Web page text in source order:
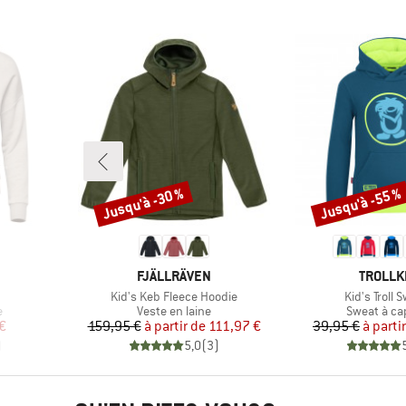
MARQUE
FJÄLLRÄVEN
Article
Kid's Keb Fleece Hoodie
Product group
Veste en laine
Prix
159,95 € Prix réduit
à partir de 111,97 €
5,0(3)
Remise
Jusqu'à -30 %
Article
Kid's Troll
Product
Sweat à
39,95 € à
Remise
Jusqu'à -55 %